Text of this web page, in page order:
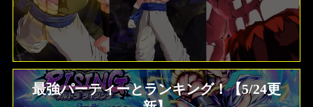
最強パーティーとランキング！【5/24更